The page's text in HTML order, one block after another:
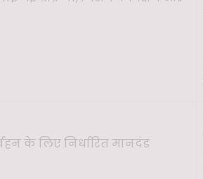
के लिए निर्धारित मानदंड